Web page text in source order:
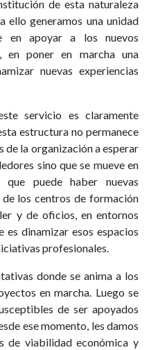
de esta naturaleza
ello generamos una unidad
en apoyar a los nuevos
en poner en marcha una
nuevas experiencias
servicio es claramente
estructura no permanece
la organización a esperar
sino que se mueve en
puede haber nuevas
los centros de formación
y de oficios, en entornos
es dinamizar esos espacios
profesionales.
donde se anima a los
en marcha. Luego se
de ser apoyados
ese momento, les damos
de viabilidad económica y